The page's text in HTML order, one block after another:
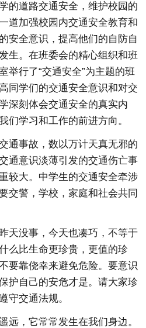
的道路交通安全，维护校园的
道加强校园内交通安全教育和
安全意识，提高他们的自防自
生。在班委会的精心组织和班
举行了“交通安全”为主题的班
同学们的交通安全意识和对交
深刻体会交通安全的真实内
们学习和工作的前进方向。
通事故，数以万计天真无邪的
通意识淡薄引发的交通伤亡事
较大。中学生的交通安全牵涉
交警，学校，家庭和社会共同
天没事，今天也凑巧，不等于
么比生命更珍贵，更值的珍
要靠侥幸来避免危险。要意识
护自己的安危才是。请大家珍
守交通法规。
远，它常常发生在我们身边。